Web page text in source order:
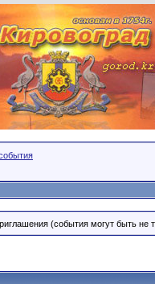
(события могут быть не